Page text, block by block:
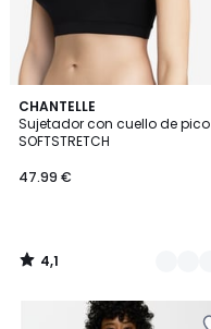
CHANTELLE
Sujetador con cuello de pico
SOFTSTRETCH
47.99 €
4,1
/ 5
2
Colores
4,1
/